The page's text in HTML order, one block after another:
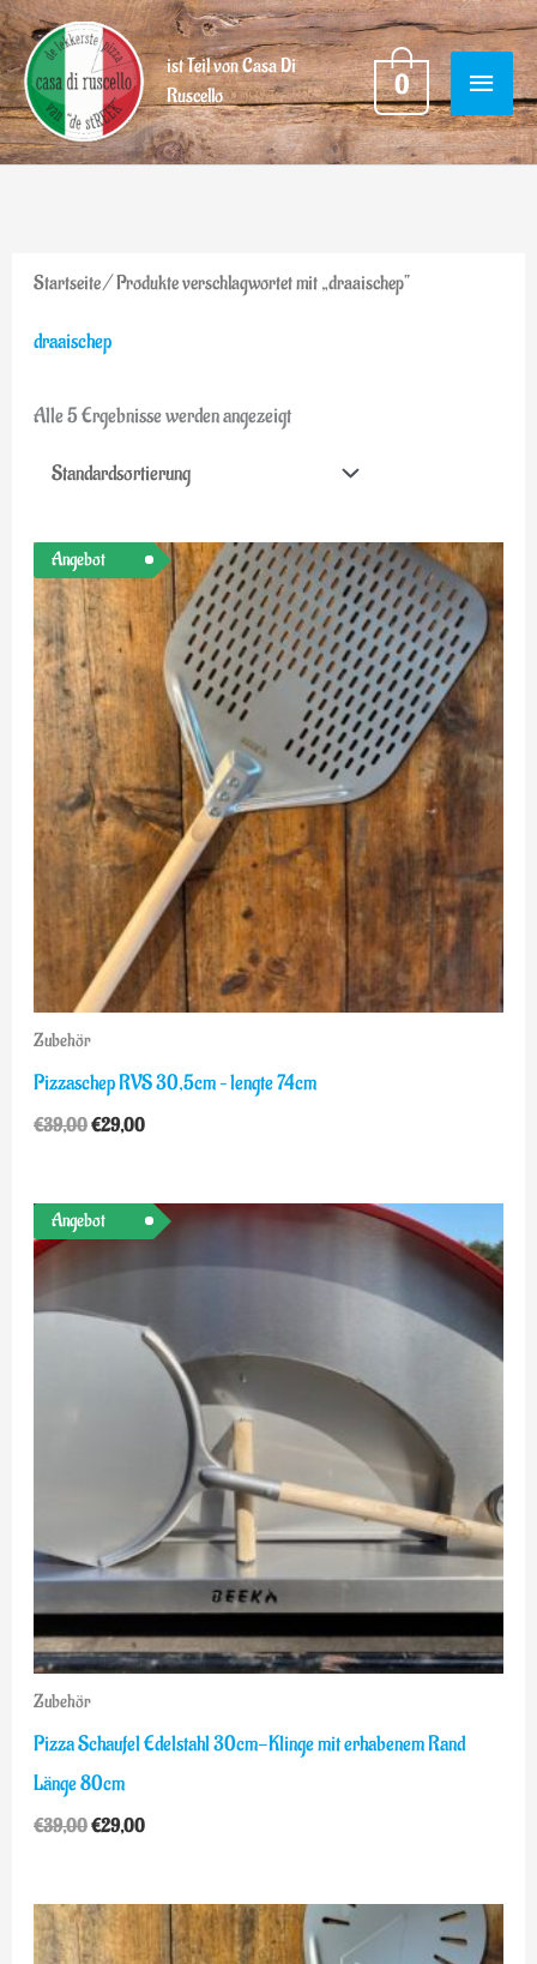
Ga
naar
de
inhoud
ist Teil von Casa Di
Ruscello
0
Startseite/ Produkte verschlagwortet mit „draaischep“
draaischep
Alle 5 Ergebnisse werden angezeigt
Angebot
Zubehör
Pizzaschep RVS 30,5cm – lengte 74cm
€39,00
Ursprünglicher
Preis
war:
€39,00
€29,00
Aktueller
Preis
ist:
€29,00.
Angebot
Zubehör
Pizza Schaufel Edelstahl 30cm-Klinge mit erhabenem Rand
Länge 80cm
€39,00
Ursprünglicher
Preis
€29,00
Aktueller
Preis
ist: